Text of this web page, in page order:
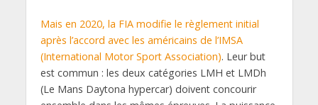
Mais en 2020, la FIA modifie le règlement initial
après l’accord avec les américains de l’IMSA
(International Motor Sport Association). Leur but
est commun : les deux catégories LMH et LMDh
(Le Mans Daytona hypercar) doivent concourir